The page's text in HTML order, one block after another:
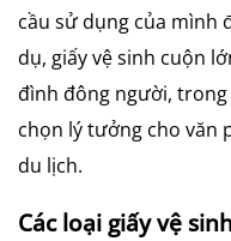
cầu sử dụng của mình
dụ, giấy vệ sinh cuộn
đình đông người,
chọn lý tưởng cho văn
du lịch.
Các loại giấy vệ